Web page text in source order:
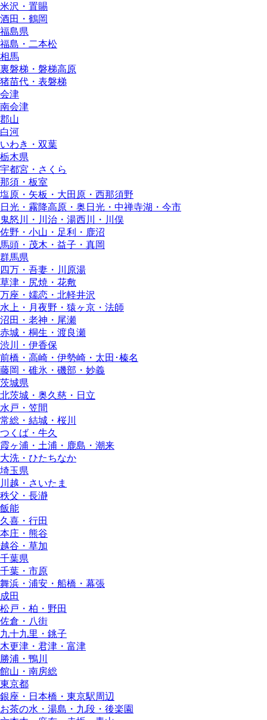
米沢・置賜
酒田・鶴岡
福島県
福島・二本松
相馬
裏磐梯・磐梯高原
猪苗代・表磐梯
会津
南会津
郡山
白河
いわき・双葉
栃木県
宇都宮・さくら
那須・板室
塩原・矢板・大田原・西那須野
日光・霧降高原・奥日光・中禅寺湖・今市
鬼怒川・川治・湯西川・川俣
佐野・小山・足利・鹿沼
馬頭・茂木・益子・真岡
群馬県
四万・吾妻・川原湯
草津・尻焼・花敷
万座・嬬恋・北軽井沢
水上・月夜野・猿ヶ京・法師
沼田・老神・尾瀬
赤城・桐生・渡良瀬
渋川・伊香保
前橋・高崎・伊勢崎・太田･榛名
藤岡・碓氷・磯部・妙義
茨城県
北茨城・奥久慈・日立
水戸・笠間
常総・結城・桜川
つくば・牛久
霞ヶ浦・土浦・鹿島・潮来
大洗・ひたちなか
埼玉県
川越・さいたま
秩父・長瀞
飯能
久喜・行田
本庄・熊谷
越谷・草加
千葉県
千葉・市原
舞浜・浦安・船橋・幕張
成田
松戸・柏・野田
佐倉・八街
九十九里・銚子
木更津・君津・富津
勝浦・鴨川
館山・南房総
東京都
銀座・日本橋・東京駅周辺
お茶の水・湯島・九段・後楽園